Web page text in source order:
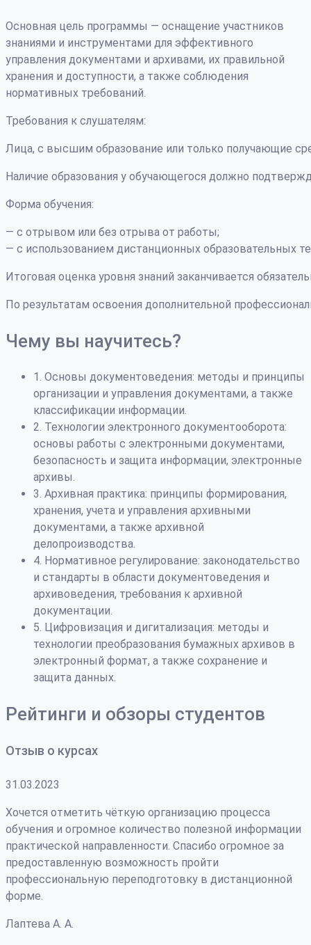
Основная цель программы — оснащение участников
знаниями и инструментами для эффективного
управления документами и архивами, их правильной
хранения и доступности, а также соблюдения
нормативных требований.
Требования к слушателям:
Лица, с высшим образование или только получающие
Наличие образования у обучающегося должно
Форма обучения:
— с отрывом или без отрыва от работы;
— с использованием дистанционных образовательных
Итоговая оценка уровня знаний заканчивается
По результатам освоения дополнительной
Чему вы научитесь?
1. Основы документоведения: методы и принципы
организации и управления документами, а также
классификации информации.
2. Технологии электронного документооборота:
основы работы с электронными документами,
безопасность и защита информации, электронные
архивы.
3. Архивная практика: принципы формирования,
хранения, учета и управления архивными
документами, а также архивной
делопроизводства.
4. Нормативное регулирование: законодательство
и стандарты в области документоведения и
архивоведения, требования к архивной
документации.
5. Цифровизация и дигитализация: методы и
технологии преобразования бумажных архивов в
электронный формат, а также сохранение и
защита данных.
Рейтинги и обзоры студентов
Отзыв о курсах
31.03.2023
Хочется отметить чёткую организацию процесса
обучения и огромное количество полезной информации
практической направленности. Спасибо огромное за
предоставленную возможность пройти
профессиональную переподготовку в дистанционной
форме.
Лаптева А. А.